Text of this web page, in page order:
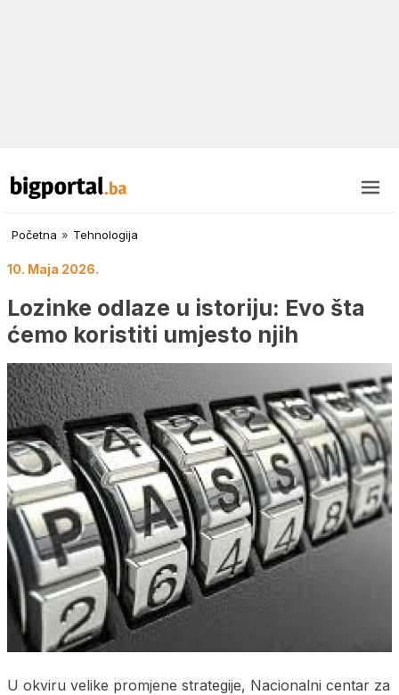
Početna » Tehnologija
10. Maja 2026.
Lozinke odlaze u istoriju: Evo šta
ćemo koristiti umjesto njih
U okviru velike promjene strategije, Nacionalni centar za